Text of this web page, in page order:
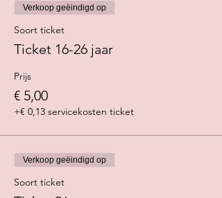
Verkoop geëindigd op
Soort ticket
Ticket 16-26 jaar
Prijs
€ 5,00
+€ 0,13 servicekosten ticket
Verkoop geëindigd op
Soort ticket